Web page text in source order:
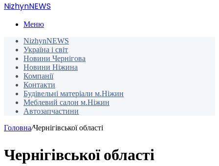
NizhynNEWS
Меню
NizhynNEWS
Україна і світ
Новини Чернігова
Новини Ніжина
Компанії
Контакти
Будівельні матеріали м.Ніжин
Меблевий салон м.Ніжин
Автозапчастини
Головна/Чернігівської області
Чернігівської області